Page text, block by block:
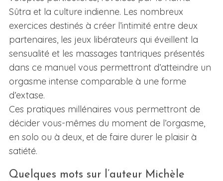
Sûtra et la culture indienne. Les nombreux
exercices destinés à créer l’intimité entre deux
partenaires, les jeux libérateurs qui éveillent la
sensualité et les massages tantriques présentés
dans ce manuel vous permettront d’atteindre un
orgasme intense comparable à une forme
d’extase.
Ces pratiques millénaires vous permettront de
décider vous-mêmes du moment de l’orgasme,
en solo ou à deux, et de faire durer le plaisir à
satiété.
Quelques mots sur l’auteur Michèle